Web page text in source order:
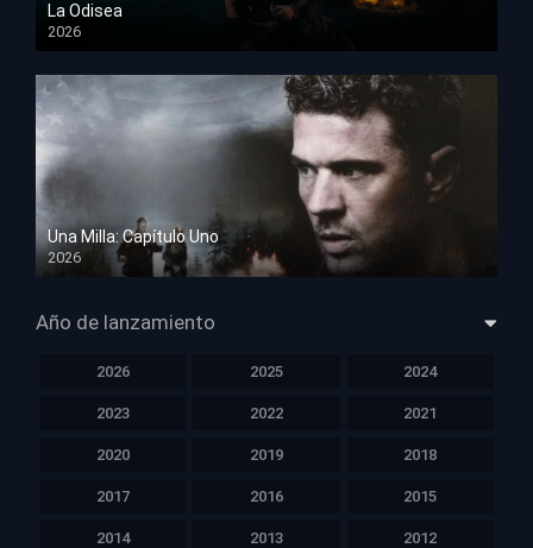
La Odisea
2026
TS Screener
Una Milla: Capítulo Uno
2026
HD 1080p
Año de lanzamiento
2026 2025 2024
2023 2022 2021
2020 2019 2018
2017 2016 2015
2014 2013 2012